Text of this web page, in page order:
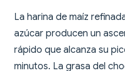
La harina de maíz
azúcar producen un
rápido que alcanza su
minutos. La grasa del